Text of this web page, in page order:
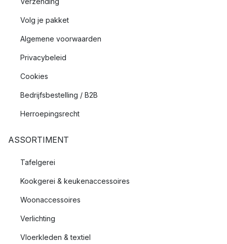
Volg je pakket
Algemene voorwaarden
Privacybeleid
Cookies
Bedrijfsbestelling / B2B
Herroepingsrecht
ASSORTIMENT
Tafelgerei
Kookgerei & keukenaccessoires
Woonaccessoires
Verlichting
Vloerkleden & textiel